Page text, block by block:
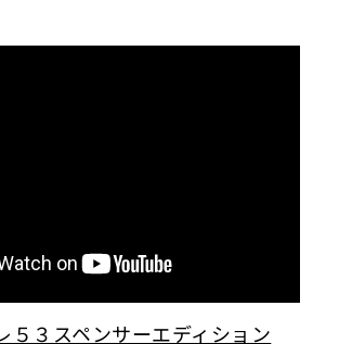
５３スペンサーエディション